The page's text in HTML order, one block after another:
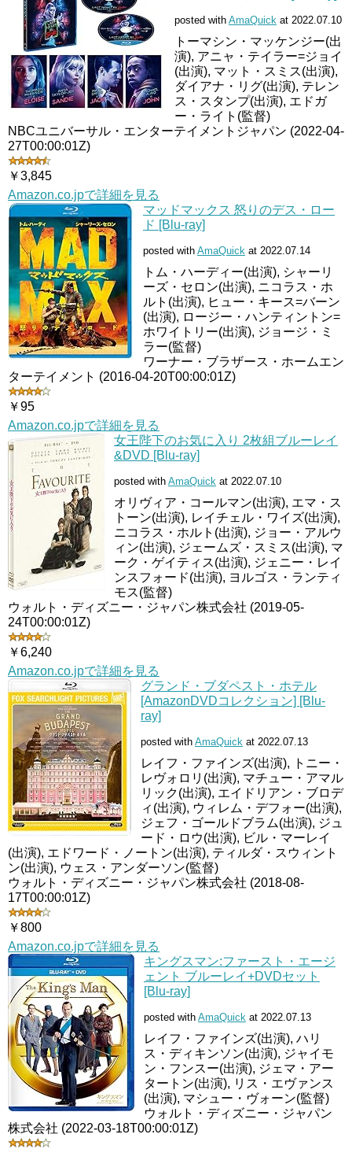
posted with AmaQuick at 2022.07.10
トーマシン・マッケンジー(出
演), アニャ・テイラー=ジョイ
(出演), マット・スミス(出演),
ダイアナ・リグ(出演), テレン
ス・スタンプ(出演), エドガ
ー・ライト(監督)
NBCユニバーサル・エンターテイメントジャパン (2022-04-
27T00:00:01Z)
￥3,845
Amazon.co.jpで詳細を見る
マッドマックス 怒りのデス・ロー
ド [Blu-ray]
posted with AmaQuick at 2022.07.14
トム・ハーディー(出演), シャーリ
ーズ・セロン(出演), ニコラス・ホ
ルト(出演), ヒュー・キース=バーン
(出演), ロージー・ハンティントン=
ホワイトリー(出演), ジョージ・ミ
ラー(監督)
ワーナー・ブラザース・ホームエン
ターテイメント (2016-04-20T00:00:01Z)
￥95
Amazon.co.jpで詳細を見る
女王陛下のお気に入り 2枚組ブルーレイ
&DVD [Blu-ray]
posted with AmaQuick at 2022.07.10
オリヴィア・コールマン(出演), エマ・ス
トーン(出演), レイチェル・ワイズ(出演),
ニコラス・ホルト(出演), ジョー・アルウ
ィン(出演), ジェームズ・スミス(出演), マ
ーク・ゲイティス(出演), ジェニー・レイ
ンスフォード(出演), ヨルゴス・ランティ
モス(監督)
ウォルト・ディズニー・ジャパン株式会社 (2019-05-
24T00:00:01Z)
￥6,240
Amazon.co.jpで詳細を見る
グランド・ブダペスト・ホテル
[AmazonDVDコレクション] [Blu-
ray]
posted with AmaQuick at 2022.07.13
レイフ・ファインズ(出演), トニー・
レヴォロリ(出演), マチュー・アマル
リック(出演), エイドリアン・ブロデ
ィ(出演), ウィレム・デフォー(出演),
ジェフ・ゴールドブラム(出演), ジュ
ード・ロウ(出演), ビル・マーレイ
(出演), エドワード・ノートン(出演), ティルダ・スウィント
ン(出演), ウェス・アンダーソン(監督)
ウォルト・ディズニー・ジャパン株式会社 (2018-08-
17T00:00:01Z)
￥800
Amazon.co.jpで詳細を見る
キングスマン:ファースト・エージ
ェント ブルーレイ+DVDセット
[Blu-ray]
posted with AmaQuick at 2022.07.13
レイフ・ファインズ(出演), ハリ
ス・ディキンソン(出演), ジャイモ
ン・フンスー(出演), ジェマ・アー
タートン(出演), リス・エヴァンス
(出演), マシュー・ヴォーン(監督)
ウォルト・ディズニー・ジャパン
株式会社 (2022-03-18T00:00:01Z)